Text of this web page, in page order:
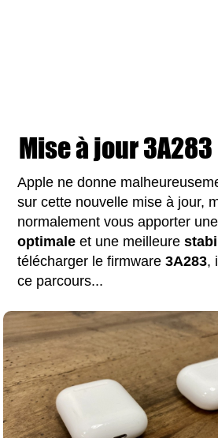
Mise à jour3A283
Apple ne donne
sur cette nouvelle mise à jour,
normalement vous apporter
optimale et une meilleure
télécharger le firmware3A283,
ce parcours...